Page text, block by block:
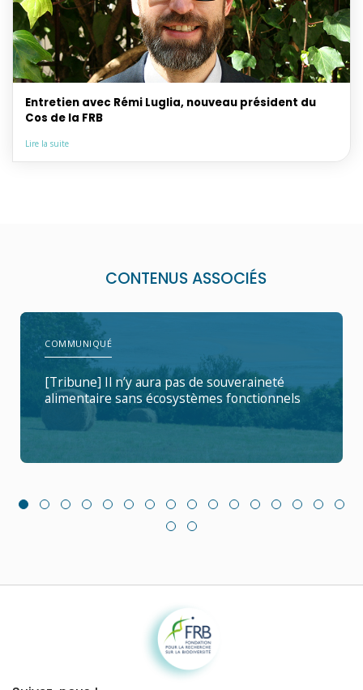
Entretien avec Rémi Luglia, nouveau président du
Cos de la FRB
Lire la suite
CONTENUS ASSOCIÉS
COMMUNIQUÉ
[Tribune] Il n’y aura pas de souveraineté
alimentaire sans écosystèmes fonctionnels
Fondation pour la recherche sur la biodiversité